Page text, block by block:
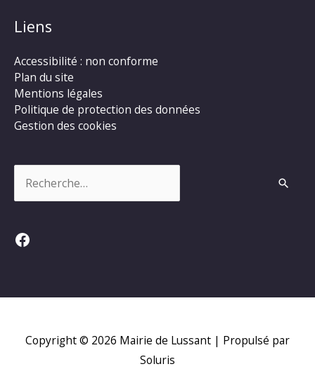
Liens
Accessibilité : non conforme
Plan du site
Mentions légales
Politique de protection des données
Gestion des cookies
Facebook
Copyright © 2026 Mairie de Lussant | Propulsé par
Soluris